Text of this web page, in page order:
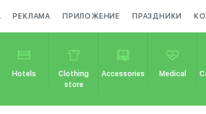
РЕКЛАМА ПРИЛОЖЕНИЕ ПРАЗДНИКИ
Hotels
Clothing
store
Accessories Medical